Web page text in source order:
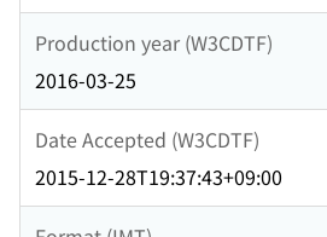
Production year (W3CDTF)
2016-03-25
Date Accepted (W3CDTF)
2015-12-28T19:37:43+09:00